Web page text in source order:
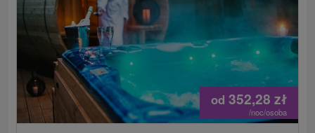
od 352,28zł
/noc/osoba